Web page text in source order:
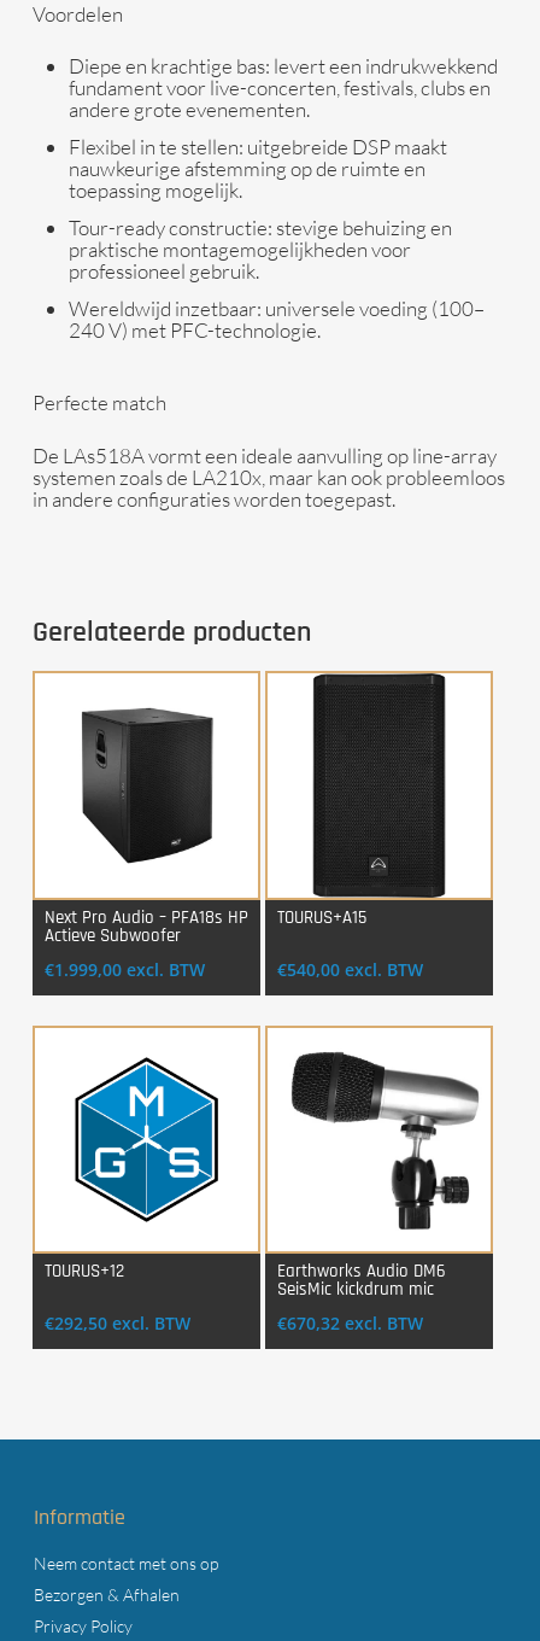
Voordelen
Diepe en krachtige bas: levert een indrukwekkend
fundament voor live-concerten, festivals, clubs en
andere grote evenementen.
Flexibel in te stellen: uitgebreide DSP maakt
nauwkeurige afstemming op de ruimte en
toepassing mogelijk.
Tour-ready constructie: stevige behuizing en
praktische montagemogelijkheden voor
professioneel gebruik.
Wereldwijd inzetbaar: universele voeding (100–
240 V) met PFC-technologie.
Perfecte match
De LAs518A vormt een ideale aanvulling op line-array
systemen zoals de LA210x, maar kan ook probleemloos
in andere configuraties worden toegepast.
Gerelateerde producten
Login Voor Aankoop
Next Pro Audio – PFA18s HP
Actieve Subwoofer
€1.999,00 excl. BTW
TOURUS+A15
€540,00 excl. BTW
TOURUS+12
€292,50 excl. BTW
Login Voor Aankoop
Earthworks Audio DM6
SeisMic kickdrum mic
€670,32 excl. BTW
Informatie
Neem contact met ons op
Bezorgen & Afhalen
Privacy Policy